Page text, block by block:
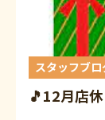
スタッフブロ
🎵12月店